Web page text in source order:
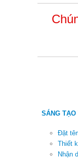
SÁNG TẠO
Đặt
Thiết
Nhận